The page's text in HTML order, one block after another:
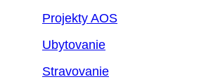
Projekty AOS
Ubytovanie
Stravovanie